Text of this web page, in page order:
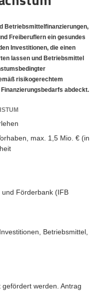
Betriebsmittelfinanzierungen,
Freiberuflern ein gesundes
Investitionen, die einen
lassen und Betriebsmittel
risikogerechtem
abdeckt.
max. 1,5 Mio. € (in
Förderbank (IFB
Investitionen, Betriebsmittel,
gefördert werden. Antrag